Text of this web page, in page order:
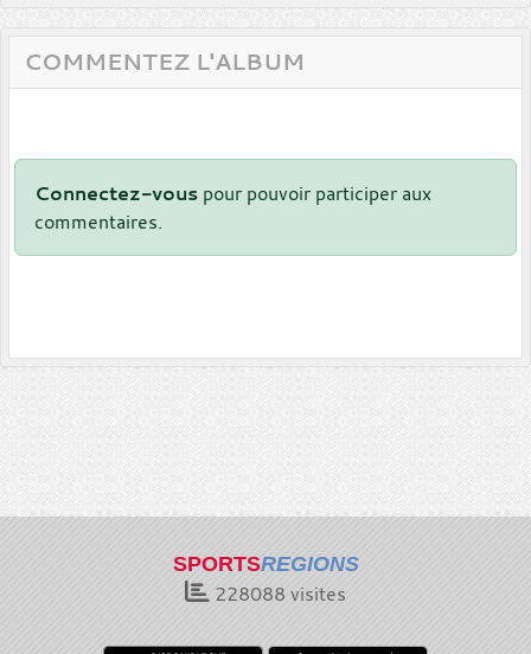
COMMENTEZ L'ALBUM
Connectez-vous pour pouvoir participer aux
commentaires.
SPORTSREGIONS
228088 visites